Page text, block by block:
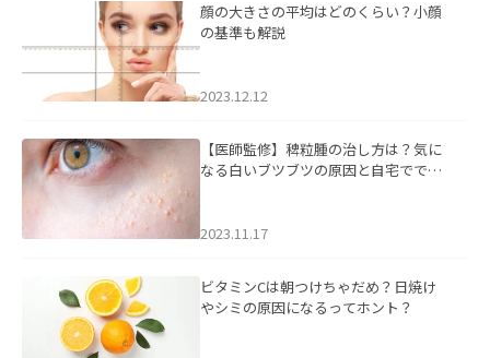
顔の大きさの平均はどのくらい？小顔
の基準も解説
2023.12.12
【医師監修】稗粒腫の治し方は？気に
なる白いブツブツの原因と自宅ででき
2023.11.17
ビタミンCは朝つけちゃだめ？日焼け
やシミの原因になるってホント？